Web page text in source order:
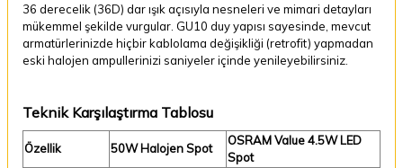
36 derecelik (36D) dar ışık açısıyla nesneleri ve mimari detayları
mükemmel şekilde vurgular. GU10 duy yapısı sayesinde, mevcut
armatürlerinizde hiçbir kablolama değişikliği (retrofit) yapmadan
eski halojen ampullerinizi saniyeler içinde yenileyebilirsiniz.
Teknik Karşılaştırma Tablosu
Özellik 50W Halojen Spot
OSRAM Value 4.5W LED
Spot